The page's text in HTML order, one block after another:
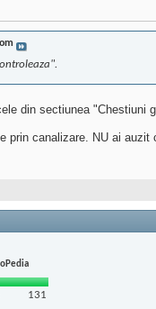
din sectiunea "Chestiuni
prin canalizare. NU ai
131